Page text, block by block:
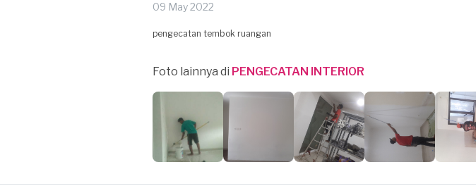
09 May 2022
pengecatan tembok ruangan
Foto lainnya di PENGECATAN INTERIOR